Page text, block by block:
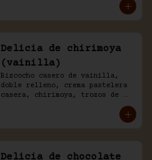
Delicia de chirimoya
(vainilla)
Bizcocho casero de vainilla,
doble relleno, crema pastelera
casera, chirimoya, trozos de
chantilly, decorado con manjar
Delicia de chocolate